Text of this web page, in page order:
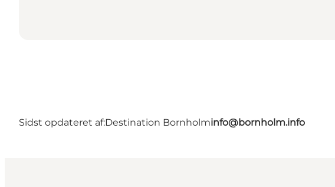
Sidst opdateret af:Destination Bornholminfo@bornholm.info